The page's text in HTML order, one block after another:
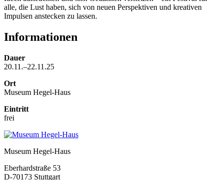
alle, die Lust haben, sich von neuen Perspektiven und kreativen
Impulsen anstecken zu lassen.
Informationen
Dauer
20.11.–22.11.25
Ort
Museum Hegel-Haus
Eintritt
frei
Museum Hegel-Haus
Eberhardstraße 53
D-70173 Stuttgart